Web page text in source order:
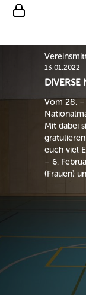
13.01.2022
DIVERSE
Vom 28. –
Mit dabei
euch viel
– 6.
(Frauen)